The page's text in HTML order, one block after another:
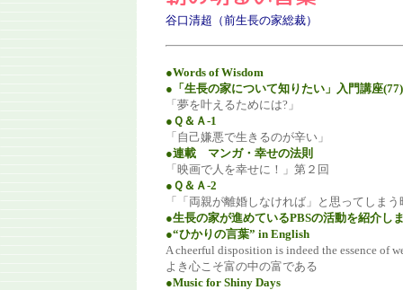
谷口清超（前生長の家総裁）
●Words of Wisdom
●「生長の家について知りたい」入門講座(77)
「夢を叶えるためには?」
●Ｑ＆Ａ-1
「自己嫌悪で生きるのが辛い」
●連載 マンガ・幸せの法則
「映画で人を幸せに！」第２回
●Ｑ＆Ａ-2
「「両親が離婚しなければ」と思ってしま
●生長の家が進めているPBSの活動を紹介し
●“ひかりの言葉” in English
A cheerful disposition is indeed the essence of
よき心こそ富の中の富である
●Music for Shiny Days